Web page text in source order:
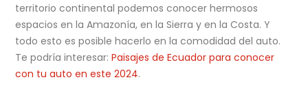
territorio continental podemos conocer hermosos
espacios en la Amazonía, en la Sierra y en la Costa. Y
todo esto es posible hacerlo en la comodidad del auto.
Te podría interesar:Paisajes de Ecuador para conocer
con tu auto en este 2024.